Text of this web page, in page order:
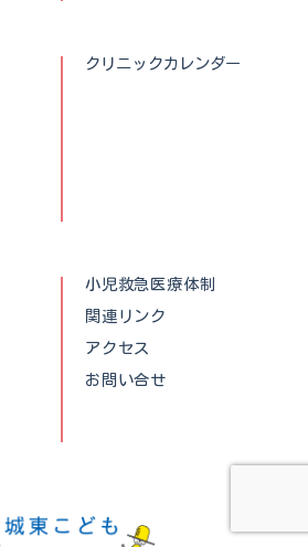
クリニックカレンダー
小児救急医療体制
関連リンク
アクセス
お問い合せ